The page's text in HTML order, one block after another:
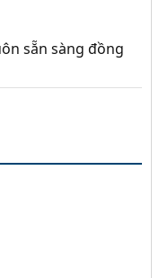
sẵn sàng đồng